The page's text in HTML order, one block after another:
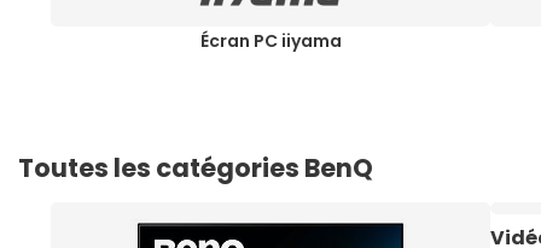
Écran PC iiyama
Toutes les catégories BenQ